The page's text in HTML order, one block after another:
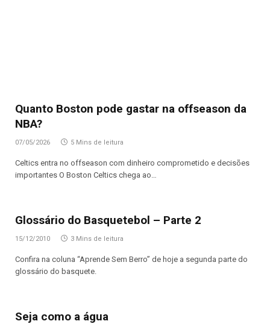
Quanto Boston pode gastar na offseason da
NBA?
07/05/2026 5 Mins de leitura
Celtics entra no offseason com dinheiro comprometido e decisões
importantes O Boston Celtics chega ao…
Glossário do Basquetebol – Parte 2
15/12/2010 3 Mins de leitura
Confira na coluna “Aprende Sem Berro” de hoje a segunda parte do
glossário do basquete.
Seja como a água